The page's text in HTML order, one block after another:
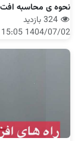
نحوه ی محاسبه
324 بازدید
1404/07/02 15:05